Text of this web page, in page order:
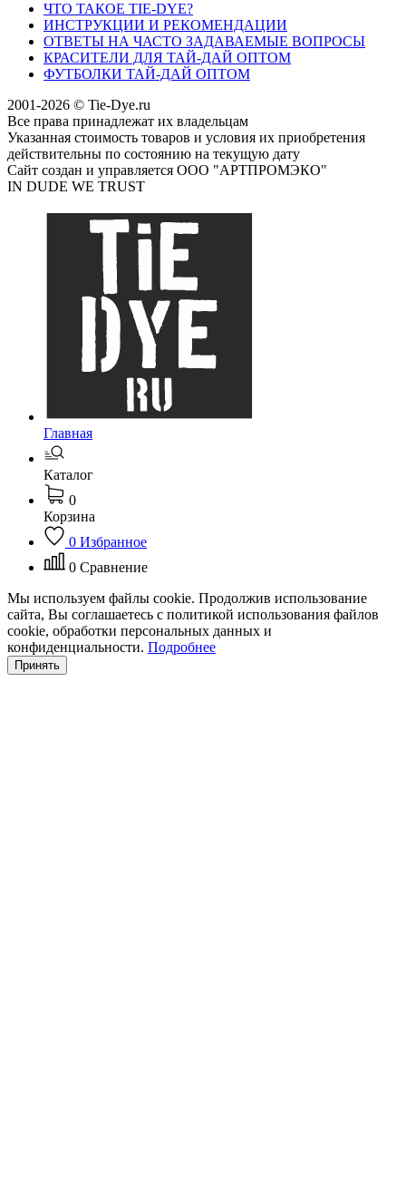
ЧТО ТАКОЕ TIE-DYE?
ИНСТРУКЦИИ И РЕКОМЕНДАЦИИ
ОТВЕТЫ НА ЧАСТО ЗАДАВАЕМЫЕ ВОПРОСЫ
КРАСИТЕЛИ ДЛЯ ТАЙ-ДАЙ ОПТОМ
ФУТБОЛКИ ТАЙ-ДАЙ ОПТОМ
2001-2026 © Tie-Dye.ru
Все права принадлежат их владельцам
Указанная стоимость товаров и условия их приобретения
действительны по состоянию на текущую дату
Сайт создан и управляется ООО "АРТПРОМЭКО"
IN DUDE WE TRUST
Главная
Каталог
0
Корзина
0 Избранное
0 Сравнение
Мы используем файлы cookie. Продолжив использование
сайта, Вы соглашаетесь с политикой использования файлов
cookie, обработки персональных данных и
конфиденциальности. Подробнее
Принять